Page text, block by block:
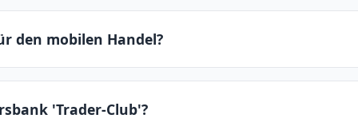
durch die BaFin. Die Einlagen sind durch die
durch den Einlagensicherungsfonds des
den mobilen Handel?
das Depot, den Handel von Wertpapieren und weitere
'Trader-Club'?